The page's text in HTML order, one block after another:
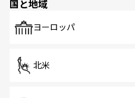
はの味わい。豊富なト
国と地域
ヨーロッパ
北米